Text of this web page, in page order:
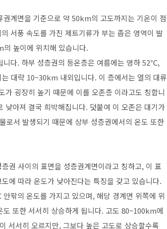
계면을 기준으로 약 50km의 고도까지는 기온이 점
서풍 속도를 가진 제트기류가 부는 좁은 영역이 발
높이에 위치해 있습니다.
니다. 하부 성층권의 등온층은 여름에는 영하 52℃,
대략 10~30km 내외입니다. 이 층에서는 열의 대류
굉장히 높기 때문에 이를 오존층 이라고도 칭합니
낮아져 결국 희박해집니다. 덧붙여 이 오존은 대기가
로서 발생되기 때문에 상부 성층권에서의 온도 또한
권 사이의 표면을 성층권계면이라고 칭하고, 이 표
에 따라 온도가 낮아진다는 특징을 갖고 있습니다.
팎의 온도를 가지고 있으며, 해당 경계면 위쪽에 위
또한 서서히 상승하게 됩니다. 고도 80~100km에
서서히 오르지만, 그보다 높은 고도로 상승할수록